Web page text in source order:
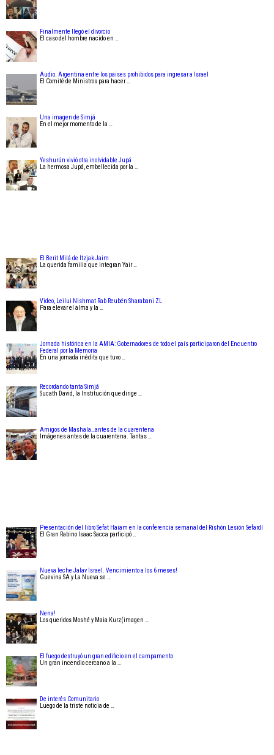
Finalmente llegó el divorcio
El caso del hombre nacido en …
Audio. Argentina entre los paises prohibidos para ingresar a Israel
El Comité de Ministros para hacer …
Una imagen de Simjá
En el mejor momento de la …
Yeshurún vivió otra inolvidable Jupá
La hermosa Jupá, embellecida por la …
El Berit Milá de Itzjak Jaim
La querida familia que integran Yair …
Video, Leilui Nishmat Rab Reubén Sharabani ZL
Para elevar el alma y la …
Jornada histórica en la AMIA: Gobernadores de todo el país participaron del Encuentro
Federal por la Memoria
En una jornada inédita que tuvo …
Recordando tanta Simjá
Sucath David, la Institución que dirige …
Amigos de Mashala…antes de la cuarentena
Imágenes antes de la cuarentena. Tantas …
Presentación del libro Sefat Haiam en la conferencia semanal del Rishón Lesión Sefardí
El Gran Rabino Isaac Sacca participó …
Nueva leche Jalav Israel. Vencimiento a los 6 meses!
Guevina SA y La Nueva se …
Nena!
Los queridos Moshé y Maia Kurz(imagen …
El fuego destruyó un gran edificio en el campamento
Un gran incendio cercano a la …
De interés Comunitario
Luego de la triste noticia de …